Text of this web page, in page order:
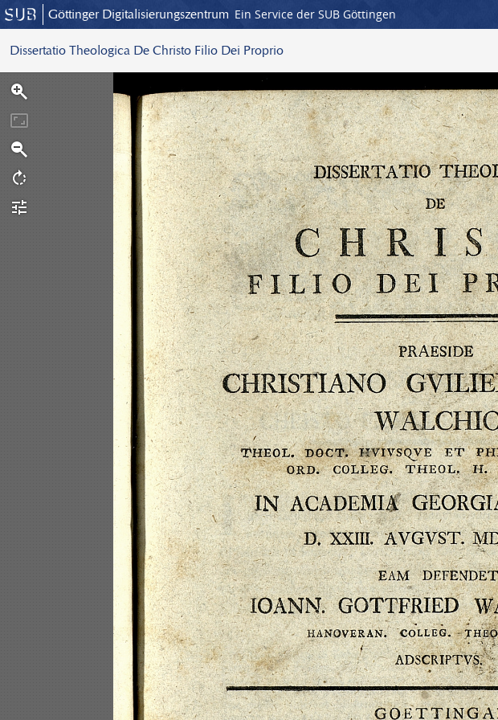
Göttinger Digitalisierungszentrum Ein Service der SUB Göttingen
Dissertatio Theologica De Christo Filio Dei Proprio